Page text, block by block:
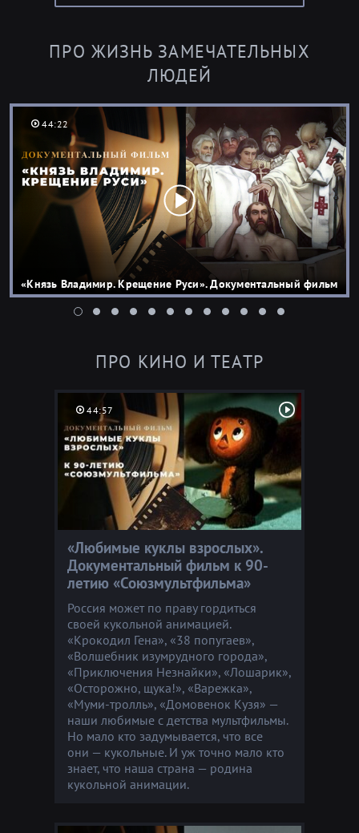
ПРО ЖИЗНЬ ЗАМЕЧАТЕЛЬНЫХ
ЛЮДЕЙ
44:22
«Князь Владимир. Крещение Руси». Документальный фильм
ПРО КИНО И ТЕАТР
44:57
«Любимые куклы взрослых».
Документальный фильм к 90-
летию «Союзмультфильма»
Россия может по праву гордиться
своей кукольной анимацией.
«Крокодил Гена», «38 попугаев»,
«Волшебник изумрудного города»,
«Приключения Незнайки», «Лошарик»,
«Осторожно, щука!», «Варежка»,
«Муми-тролль», «Домовенок Кузя» —
наши любимые с детства мультфильмы.
Но мало кто задумывается, что все
они — кукольные. И уж точно мало кто
знает, что наша страна — родина
кукольной анимации.